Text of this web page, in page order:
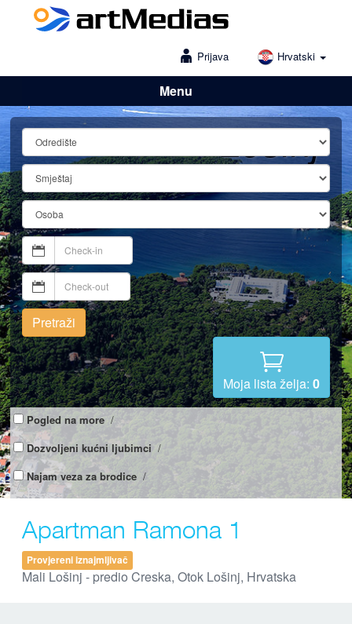
Prijava Hrvatski
Menu
Lošinj
Pretraži
Moja lista želja: 0
Pogled na more /
Dozvoljeni kućni ljubimci /
Najam veza za brodice /
Apartman Ramona 1
Provjereni iznajmljivač
Mali Lošinj - predio Creska, Otok Lošinj, Hrvatska